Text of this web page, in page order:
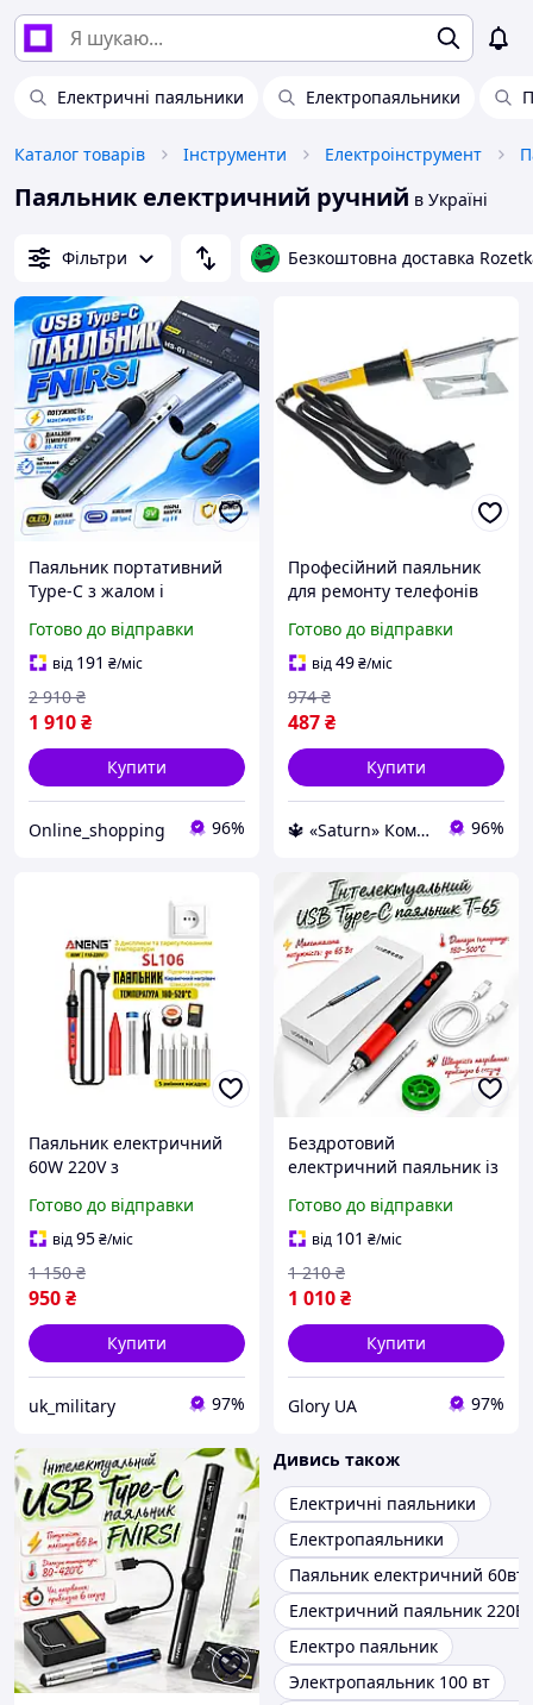
Електричні паяльники Електропаяльники
Каталог товарів Інструменти Електроінструмент
Паяльник електричний ручний в Україні
Фільтри Безкоштовна доставка
Паяльник портативний
Type-C з жалом і
для паяння плат, Ручні
електричні паяльники з
цифровим дисплеєм
Готово до відправки
від 191 ₴/міс
1 910₴
2 910 ₴
Купити
Online_shopping 96%
Професійний паяльник
для ремонту телефонів
паяльники Work для
паяння мікросхем
Готово до відправки
від49₴/міс
487₴
974 ₴
Купити
🔱 «Saturn» Компетентність! Якість товару! Швидка відправка! ✅ 96%
Паяльник електричний
60W 220V з
універсальний ручний
паяльник для радіо, плат
і ремонту
Готово до відправки
від95₴/міс
950₴
1 150 ₴
Купити
uk_military 97%
Бездротовий
електричний паяльник із
температури та
керамічним нагрівачем,
Розумні ручні паяльники
з дисплеєм T-65
Готово до відправки
від 101 ₴/міс
1 010₴
1 210 ₴
Купити
Glory UA 97%
Дивись також
Електричні паяльники
Електропаяльники
Паяльник електричний 60вт
Електричний паяльник 220В
Електро паяльник
Электропаяльник 100 вт